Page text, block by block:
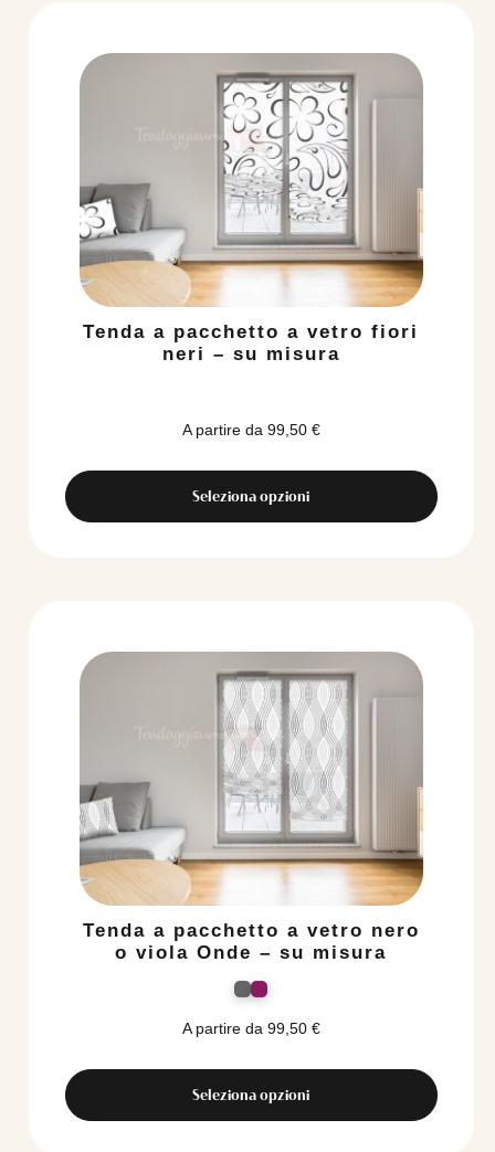
Tenda a pacchetto a vetro fiori
neri – su misura
A partire da 99,50 €
Seleziona opzioni
Tenda a pacchetto a vetro nero
o viola Onde – su misura
A partire da 99,50 €
Seleziona opzioni